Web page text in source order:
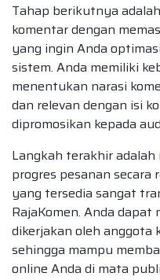
Tahap berikutnya
komentar dengan
yang ingin Anda
sistem. Anda memiliki
menentukan narasi
dan relevan dengan isi
dipromosikan kepada
Langkah terakhir
progres pesanan
yang tersedia sangat
RajaKomen. Anda
dikerjakan oleh
sehingga mampu
online Anda di mata